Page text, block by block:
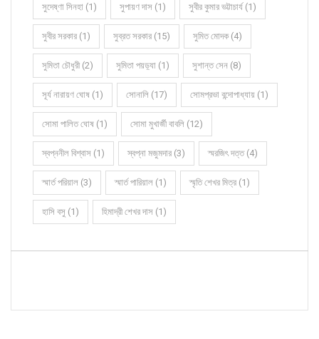
সুদেষ্ণা সিনহা (1) সুপায়ণ দাস (1) সুবীর কুমার ভট্টাচার্য (1)
সুবীর সরকার (1) সুব্রত সরকার (15) সুমিত মোদক (4)
সুমিতা চৌধুরী (2) সুমিতা পয়ড়্যা (1) সুশান্ত সেন (8)
সূর্য নারায়ণ ঘোষ (1) সোনালি (17) সোমপ্রভা বন্দোপাধ্যায় (1)
সোমা পালিত ঘোষ (1) সোমা মুখার্জী বাবলি (12)
স্বপ্ননীল বিশ্বাস (1) স্বপ্না মজুমদার (3) স্মরজিৎ দত্ত (4)
স্মার্ত পরিয়াল (3) স্মার্ত পারিয়াল (1) স্মৃতি শেখর মিত্র (1)
হাসি বসু (1) হিমাদ্রী শেখর দাস (1)